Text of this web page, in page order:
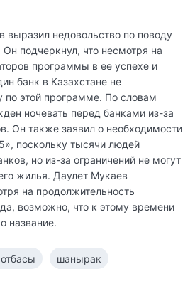
выразил недовольство по поводу
подчеркнул, что несмотря на
программы в ее успехе и
банк в Казахстане не
по этой программе. По словам
ночевать перед банками из-за
Он также заявил о необходимости
поскольку тысячи людей
но из-за ограничений не могут
жилья. Даулет Мукаев
на продолжительность
возможно, что к этому времени
название.
шанырак